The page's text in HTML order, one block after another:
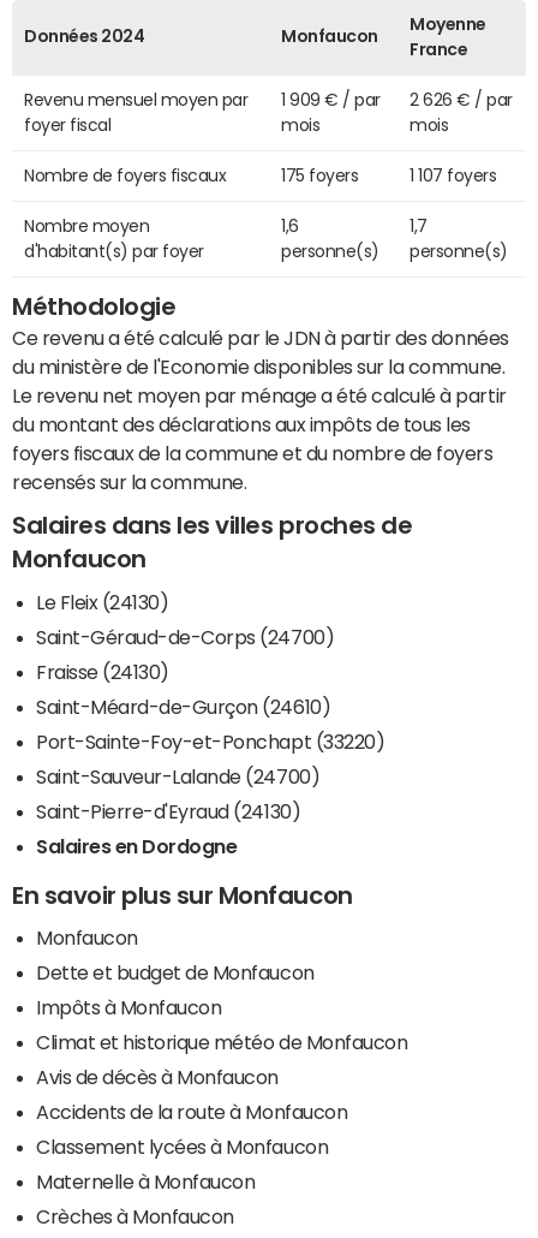
Données 2024 Monfaucon
Moyenne
France
Revenu mensuel moyen par
foyer fiscal
1 909 € / par
mois
2 626 € / par
mois
Nombre de foyers fiscaux 175 foyers 1 107 foyers
Nombre moyen
d'habitant(s) par foyer
1,6
personne(s)
1,7
personne(s)
Méthodologie
Ce revenu a été calculé par le JDN à partir des données
du ministère de l'Economie disponibles sur la commune.
Le revenu net moyen par ménage a été calculé à partir
du montant des déclarations aux impôts de tous les
foyers fiscaux de la commune et du nombre de foyers
recensés sur la commune.
Salaires dans les villes proches de
Monfaucon
Le Fleix (24130)
Saint-Géraud-de-Corps (24700)
Fraisse (24130)
Saint-Méard-de-Gurçon (24610)
Port-Sainte-Foy-et-Ponchapt (33220)
Saint-Sauveur-Lalande (24700)
Saint-Pierre-d'Eyraud (24130)
Salaires en Dordogne
En savoir plus sur Monfaucon
Monfaucon
Dette et budget de Monfaucon
Impôts à Monfaucon
Climat et historique météo de Monfaucon
Avis de décès à Monfaucon
Accidents de la route à Monfaucon
Classement lycées à Monfaucon
Maternelle à Monfaucon
Crèches à Monfaucon